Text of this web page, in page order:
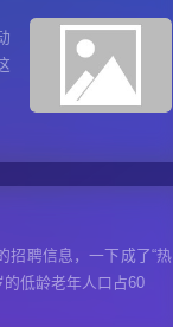
招聘信息，一下成了“热
低龄老年人口占60